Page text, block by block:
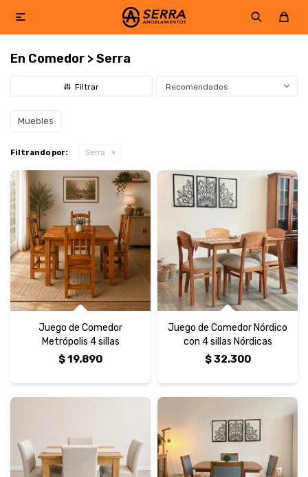

En Comedor > Serra
Recomendados
Muebles
Filtrando por: Serra
Juego de Comedor
Metrópolis 4 sillas
$19.890
Juego de Comedor Nórdico
con 4 sillas Nórdicas
$32.300